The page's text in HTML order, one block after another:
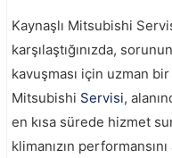
Kaynaşlı Mitsubishi
karşılaştığınızda,
kavuşması için uzman bir
Mitsubishi Servisi,
en kısa sürede hizmet
klimanızın